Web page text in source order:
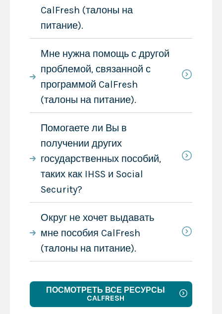
CalFresh (талоны на
питание).
Мне нужна помощь с другой
проблемой, связанной с
программой CalFresh
(талоны на питание).
Помогаете ли Вы в
получении других
государственных пособий,
таких как IHSS и Social
Security?
Округ не хочет выдавать
мне пособия CalFresh
(талоны на питание).
ПОСМОТРЕТЬ ВСЕ РЕСУРСЫ
CALFRESH